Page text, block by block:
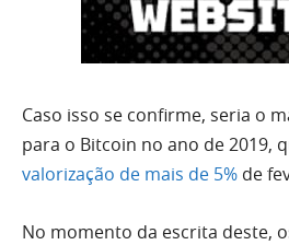
Caso isso se confirme, seria o
para o Bitcoin no ano de 2019,
valorização de mais de 5% de
No momento da escrita deste,